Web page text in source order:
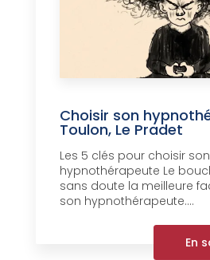
Choisir son
Toulon, Le Pradet
Les 5 clés pour choisir son
hypnothérapeute Le
sans doute la meilleure
son hypnothérapeute....
En